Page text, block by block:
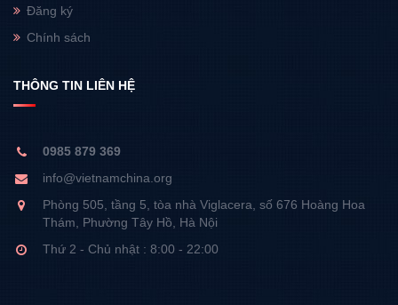
Đăng ký
Chính sách
THÔNG TIN LIÊN HỆ
0985 879 369
info@vietnamchina.org
Phòng 505, tầng 5, tòa nhà Viglacera, số 676 Hoàng Hoa
Thám, Phường Tây Hồ, Hà Nội
Thứ 2 - Chủ nhật : 8:00 - 22:00